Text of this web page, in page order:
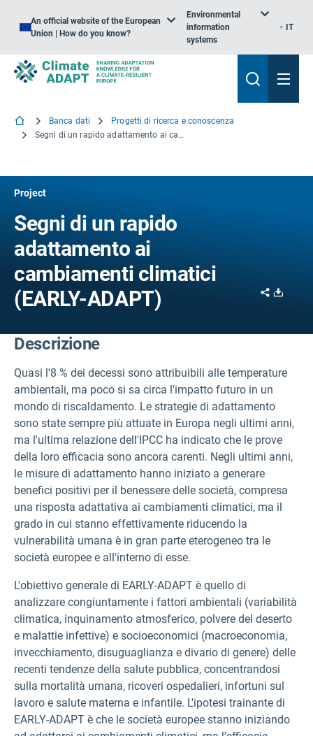
An official website of the European
Union | How do you know?
Environmental
information
systems
IT
Banca dati
Progetti di ricerca e conoscenza
Segni di un rapido adattamento ai cambiamenti climatici
Project
Segni di un rapido
adattamento ai
cambiamenti climatici
(EARLY-ADAPT)
Share
Descrizione
Quasi l'8 % dei decessi sono attribuibili alle temperature
ambientali, ma poco si sa circa l'impatto futuro in un
mondo di riscaldamento. Le strategie di adattamento
sono state sempre più attuate in Europa negli ultimi anni,
ma l'ultima relazione dell'IPCC ha indicato che le prove
della loro efficacia sono ancora carenti. Negli ultimi anni,
le misure di adattamento hanno iniziato a generare
benefici positivi per il benessere delle società, compresa
una risposta adattativa ai cambiamenti climatici, ma il
grado in cui stanno effettivamente riducendo la
vulnerabilità umana è in gran parte eterogeneo tra le
società europee e all'interno di esse.
L'obiettivo generale di EARLY-ADAPT è quello di
analizzare congiuntamente i fattori ambientali (variabilità
climatica, inquinamento atmosferico, polvere del deserto
e malattie infettive) e socioeconomici (macroeconomia,
invecchiamento, disuguaglianza e divario di genere) delle
recenti tendenze della salute pubblica, concentrandosi
sulla mortalità umana, ricoveri ospedalieri, infortuni sul
lavoro e salute materna e infantile. L'ipotesi trainante di
EARLY-ADAPT è che le società europee stanno iniziando